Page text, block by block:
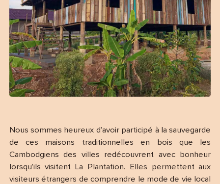
Nous sommes heureux d’avoir participé à la sauvegarde
de ces maisons traditionnelles en bois que les
Cambodgiens des villes redécouvrent avec bonheur
lorsqu’ils visitent La Plantation. Elles permettent aux
visiteurs étrangers de comprendre le mode de vie local